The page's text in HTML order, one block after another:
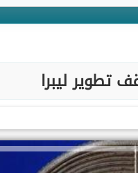
تطوير ليبرا